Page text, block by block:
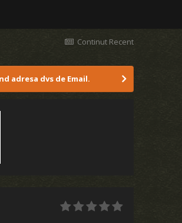
Continut Recent
adresa dvs de Email.